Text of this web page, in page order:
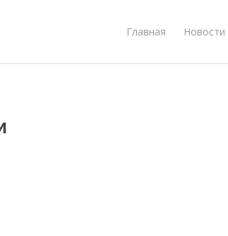
Главная Новости